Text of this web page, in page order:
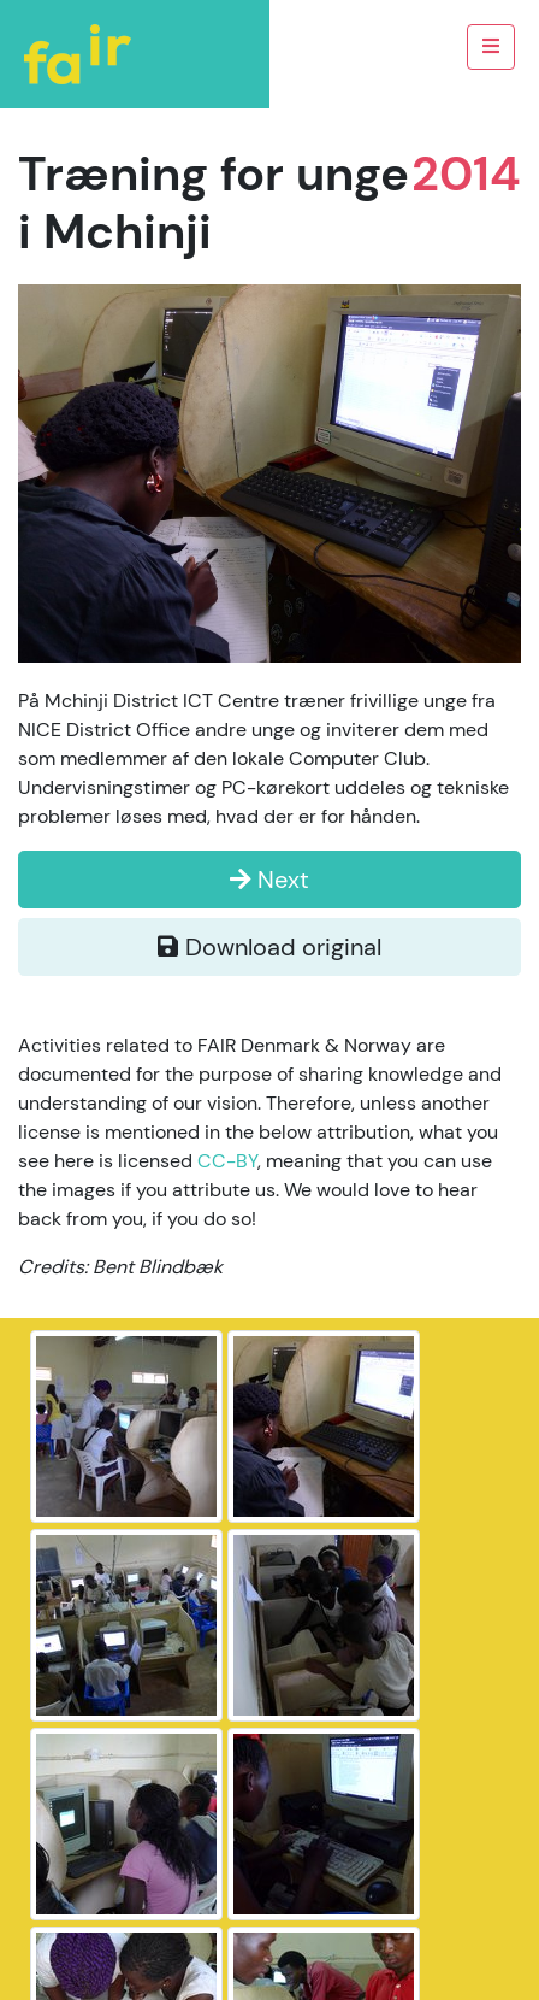
2014
Træning for unge
i Mchinji
På Mchinji District ICT Centre træner frivillige unge fra
NICE District Office andre unge og inviterer dem med
som medlemmer af den lokale Computer Club.
Undervisningstimer og PC-kørekort uddeles og tekniske
problemer løses med, hvad der er for hånden.
Next
Download original
Activities related to FAIR Denmark & Norway are
documented for the purpose of sharing knowledge and
understanding of our vision. Therefore, unless another
license is mentioned in the below attribution, what you
see here is licensed CC-BY, meaning that you can use
the images if you attribute us. We would love to hear
back from you, if you do so!
Credits: Bent Blindbæk